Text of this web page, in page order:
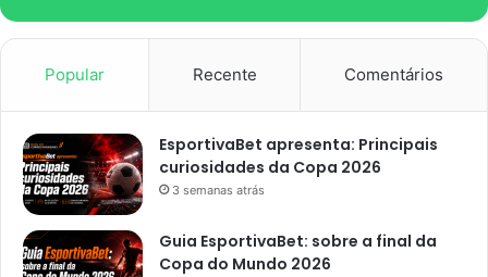
Popular Recente Comentários
EsportivaBet apresenta: Principais
curiosidades da Copa 2026
3 semanas atrás
Guia EsportivaBet: sobre a final da
Copa do Mundo 2026